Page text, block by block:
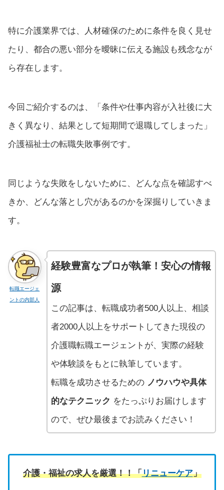
特に介護業界では、人材確保のために条件を良く見せ
たり、都合の悪い部分を曖昧に伝える施設も残念なが
ら存在します。
今回ご紹介するのは、「条件や仕事内容が入社後に大
きく異なり、結果として短期間で退職してしまった」
介護福祉士の転職失敗事例です。
同じような失敗をしないために、どんな点を確認すべ
きか、どんな落とし穴があるのかを深掘りしていきま
す。
転職エージェ
ントの内部人
経験豊富なプロが執筆！安心の情報
源
この記事は、転職成功者500人以上、相談
者2000人以上をサポートしてきた現役の
介護職転職エージェントが、実際の経験
や体験談をもとに執筆しています。
転職を成功させるための ノウハウや具体
的なテクニック をたっぷりお届けします
ので、ぜひ最後までお読みください！
介護・福祉の求人を厳選！！「リニューケア」